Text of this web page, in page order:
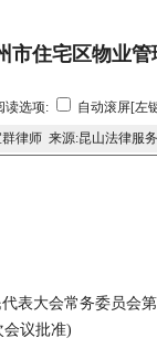
市住宅区物业管
读选项:
自动滚屏[左
群律师 来源:昆山法律服
大会常务委员会第
议批准)